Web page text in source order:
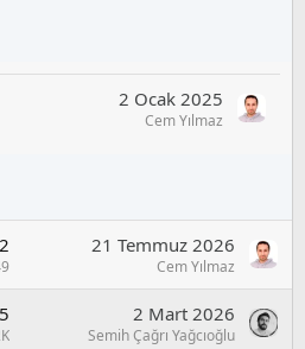
2 Ocak 2025
Cem Yılmaz
2 21 Temmuz 2026
Cem Yılmaz
5 2 Mart 2026
Semih Çağrı Yağcıoğlu